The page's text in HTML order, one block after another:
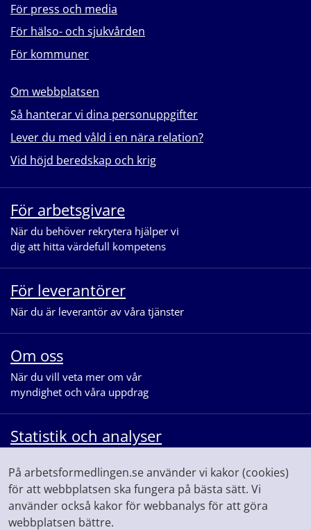
På arbetsformedlingen.se använder vi kakor (cookies)
för att webbplatsen ska fungera på bästa sätt. Vi
använder också kakor för webbanalys för att göra
webbplatsen bättre.
För press och media
För hälso- och sjukvården
För kommuner
Om webbplatsen
Så hanterar vi dina personuppgifter
Lever du med våld i en nära relation?
Vid höjd beredskap och krig
För arbetsgivare
När du behöver rekrytera hjälper vi
dig att hitta värdefull kompetens
För leverantörer
När du är leverantör av våra tjänster
Om oss
När du vill veta mer om vår
myndighet och våra uppdrag
Statistik och analyser
våra analyser för arbetsmarknaden